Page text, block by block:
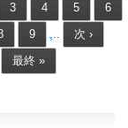
3 4 5
6
9 …
次 ›
最終 »